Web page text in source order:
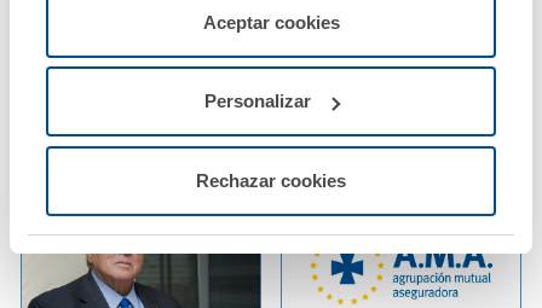
configurarlas usando el botón “Personalizar".
Aceptar cookies
Personalizar
Rechazar cookies
hasta superar los 12
millones de euros
Colegio de Enfermería
de Teruel y A.M.A.